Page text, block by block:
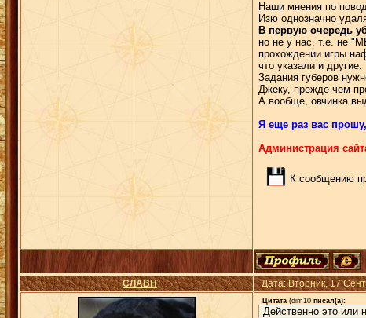
Наши мнения по
Изю однозначно
В первую очередь
но не у нас, т.е. не
прохождении игры
что указали и другие.
Задания губеров
Джеку, прежде чем
А вообще, овчинка
Я еще раз вас
Администрация
К сообщению
СЛАВН Дата: Вторник, 17
Цитата (dim10 писал(а):
Действенно это или